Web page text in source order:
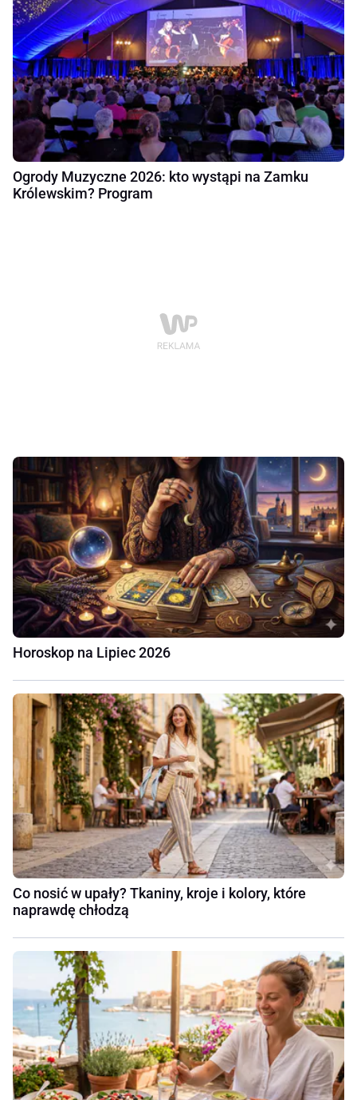
Ogrody Muzyczne 2026: kto wystąpi na Zamku
Królewskim? Program
Horoskop na Lipiec 2026
Co nosić w upały? Tkaniny, kroje i kolory, które
naprawdę chłodzą